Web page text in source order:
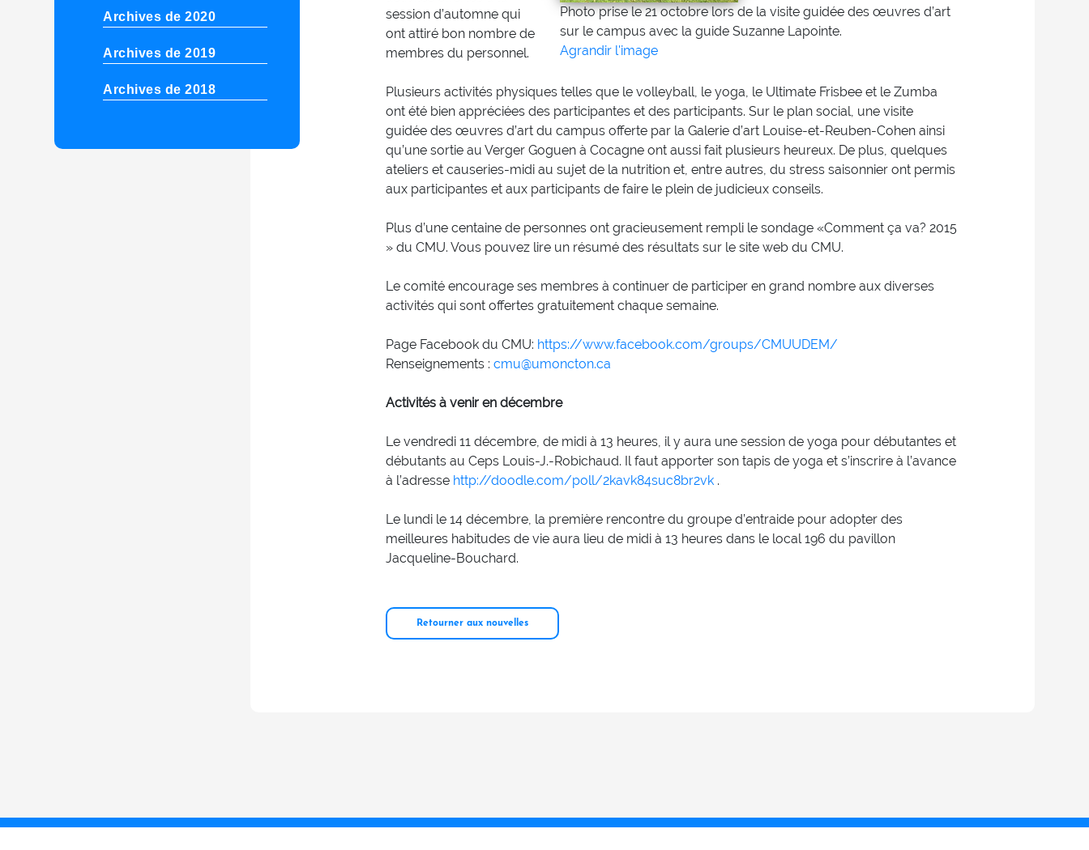
Archives de 2020
Archives de 2019
Archives de 2018
Photo prise le 21 octobre lors de la visite guidée des œuvres d’art
sur le campus avec la guide Suzanne Lapointe.
Agrandir l'image
session d’automne qui
ont attiré bon nombre de
membres du personnel.
Plusieurs activités physiques telles que le volleyball, le yoga, le Ultimate Frisbee et le Zumba
ont été bien appréciées des participantes et des participants. Sur le plan social, une visite
guidée des œuvres d’art du campus offerte par la Galerie d’art Louise-et-Reuben-Cohen ainsi
qu’une sortie au Verger Goguen à Cocagne ont aussi fait plusieurs heureux. De plus, quelques
ateliers et causeries-midi au sujet de la nutrition et, entre autres, du stress saisonnier ont permis
aux participantes et aux participants de faire le plein de judicieux conseils.
Plus d’une centaine de personnes ont gracieusement rempli le sondage «Comment ça va? 2015
» du CMU. Vous pouvez lire un résumé des résultats sur le site web du CMU.
Le comité encourage ses membres à continuer de participer en grand nombre aux diverses
activités qui sont offertes gratuitement chaque semaine.
Page Facebook du CMU: https://www.facebook.com/groups/CMUUDEM/
Renseignements : cmu@umoncton.ca
Activités à venir en décembre
Le vendredi 11 décembre, de midi à 13 heures, il y aura une session de yoga pour débutantes et
débutants au Ceps Louis-J.-Robichaud. Il faut apporter son tapis de yoga et s’inscrire à l’avance
à l’adresse http://doodle.com/poll/2kavk84suc8br2vk.
Le lundi le 14 décembre, la première rencontre du groupe d’entraide pour adopter des
meilleures habitudes de vie aura lieu de midi à 13 heures dans le local 196 du pavillon
Jacqueline-Bouchard.
Retourner aux nouvelles